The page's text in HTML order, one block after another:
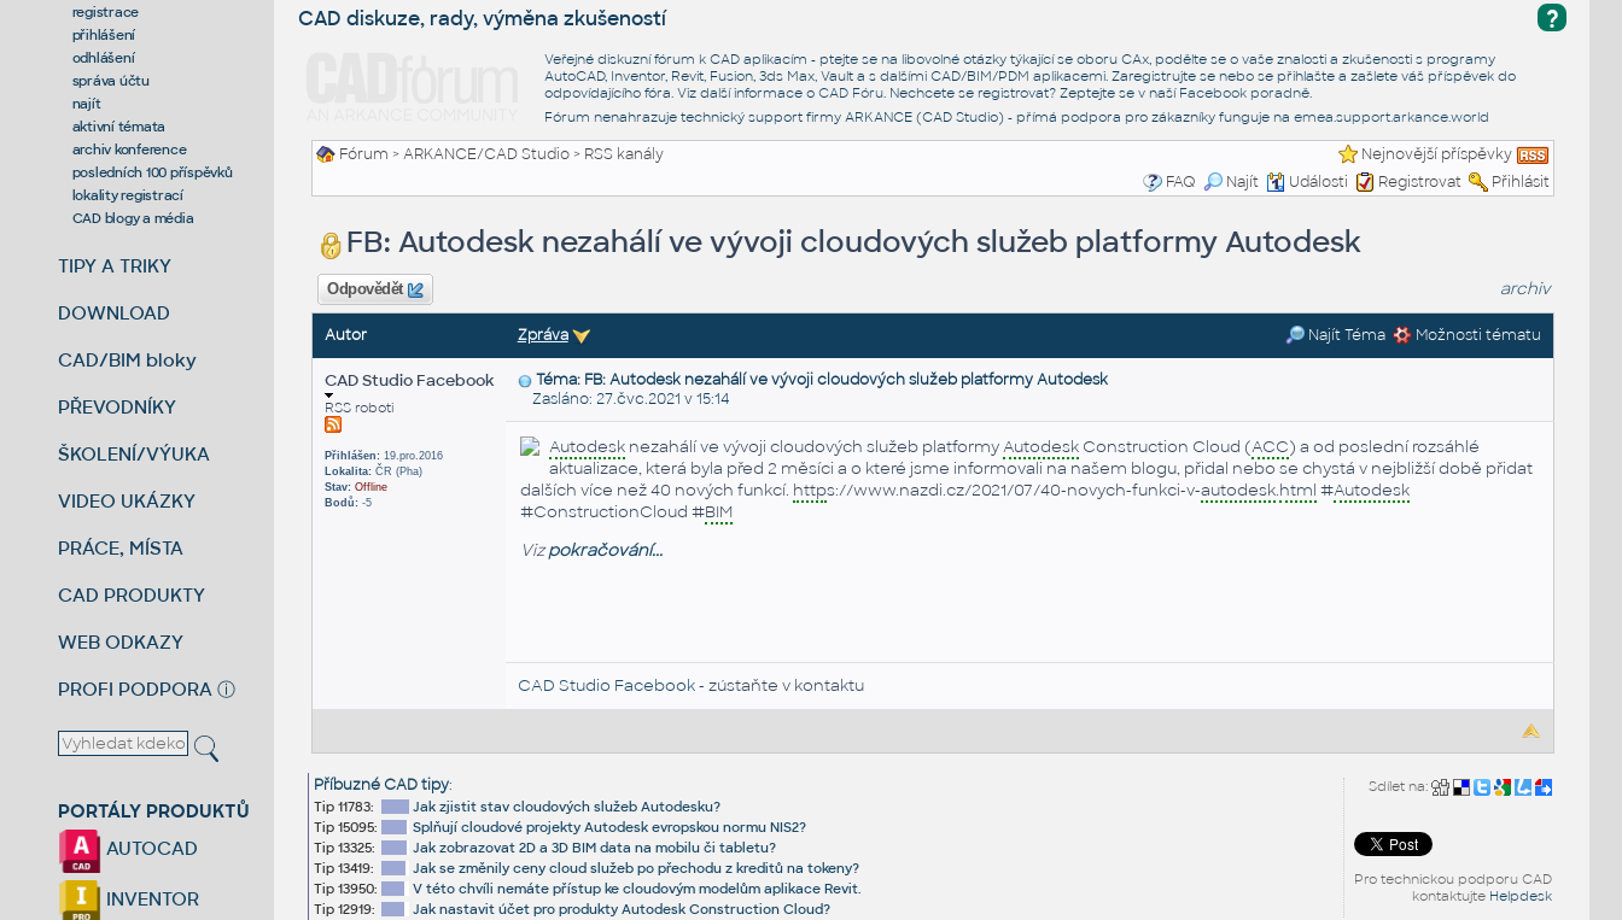
registrace
přihlášení
odhlášení
správa účtu
najít
aktivní témata
archiv konference
posledních 100 příspěvků
lokality registrací
CAD blogy a média
TIPY A TRIKY
DOWNLOAD
CAD/BIM bloky
PŘEVODNÍKY
ŠKOLENÍ/VÝUKA
VIDEO UKÁZKY
PRÁCE, MÍSTA
CAD PRODUKTY
WEB ODKAZY
PROFI PODPORA ⓘ
PORTÁLY PRODUKTŮ
AUTOCAD
INVENTOR
?
CAD diskuze, rady, výměna zkušeností
Veřejné diskuzní fórum k CAD aplikacím - ptejte se na libovolné otázky týkající se oboru CAx, podělte se o vaše znalosti a zkušenosti s programy
AutoCAD, Inventor, Revit, Fusion, 3ds Max, Vault a s dalšími CAD/BIM/PDM aplikacemi. Zaregistrujte se nebo se přihlašte a zašlete váš příspěvek do
odpovídajícího fóra. Viz další informace o CAD Fóru. Nechcete se registrovat? Zeptejte se v naší Facebook poradně.
Fórum nenahrazuje technický support firmy ARKANCE (CAD Studio) - přímá podpora pro zákazníky funguje na emea.support.arkance.world
Fórum >ARKANCE/CAD Studio> RSS kanály
Nejnovější příspěvky
FAQ
Najít Události Registrovat Přihlásit
FB: Autodesk nezahálí ve vývoji cloudových služeb platformy Autodesk
Odpovědět archiv
Autor Zpráva Najít Téma Možnosti tématu
CAD Studio Facebook
RSS roboti
Přihlášen:19.pro.2016
Lokalita:ČR (Pha)
Stav: Offline
Bodů:-5
Téma: FB: Autodesk nezahálí ve vývoji cloudových služeb platformy Autodesk
Zasláno: 27.čvc.2021 v 15:14
Autodesknezahálí ve vývoji cloudových služeb platformyAutodeskConstruction Cloud (ACC) a od poslední rozsáhlé
aktualizace, která byla před 2 měsíci a o které jsme informovali na našem blogu, přidal nebo se chystá v nejbližší době přidat
dalších více než 40 nových funkcí. https://www.nazdi.cz/2021/07/40-novych-funkci-v-autodesk.html #Autodesk
#ConstructionCloud #BIM
Vizpokračování...
CAD Studio Facebook- zústaňte v kontaktu
Sdílet na:
Pro technickou podporu CAD
kontaktujte Helpdesk
Příbuzné CAD tipy:
Tip 11783:
Jak zjistit stav cloudových služeb Autodesku?
Tip 15095:
Splňují cloudové projekty Autodesk evropskou normu NIS2?
Tip 13325:
Jak zobrazovat 2D a 3D BIM data na mobilu či tabletu?
Tip 13419:
Jak se změnily ceny cloud služeb po přechodu z kreditů na tokeny?
Tip 13950:
V této chvíli nemáte přístup ke cloudovým modelům aplikace Revit.
Tip 12919:
Jak nastavit účet pro produkty Autodesk Construction Cloud?